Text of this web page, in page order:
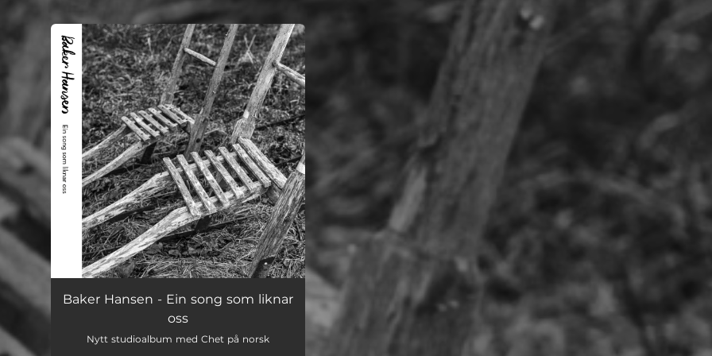
You're all set!
Baker Hansen - Ein song som liknar
oss
Nytt studioalbum med Chet på norsk